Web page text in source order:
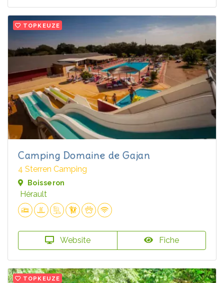
TOPKEUZE
Camping Domaine de Gajan
4 Sterren Camping
Boisseron
Hérault
Website Fiche
TOPKEUZE